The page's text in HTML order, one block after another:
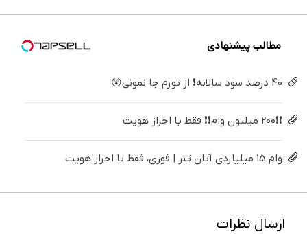
کن
کننده
مطالب پیشنهادی
40 درصد سود سالانه❗ از تورم جا نمونی😲
❗❗200 میلیون وام❗❗ فقط با احراز هویت
وام 15 میلیاردی آبان تتر | فوری، فقط با احراز هویت
ارسال نظرات